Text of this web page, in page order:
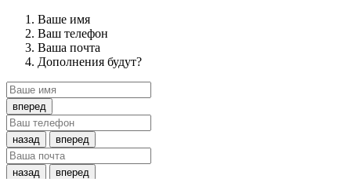
Ваше имя
Ваш телефон
Ваша почта
Дополнения будут?
вперед
назад вперед
назад вперед